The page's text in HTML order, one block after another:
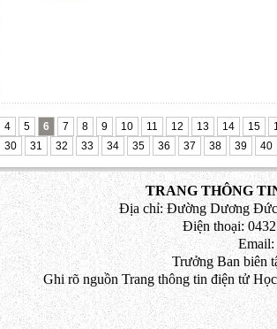
4 5 6 7 8 9 10 11 12 13 14 15
30 31 32 33 34 35 36 37 38 39 40
TRANG THÔNG
Địa chỉ: Đường Dương Đức
Điện thoại:
Email:
Trưởng Ban biên
Ghi rõ nguồn Trang thông tin điện tử